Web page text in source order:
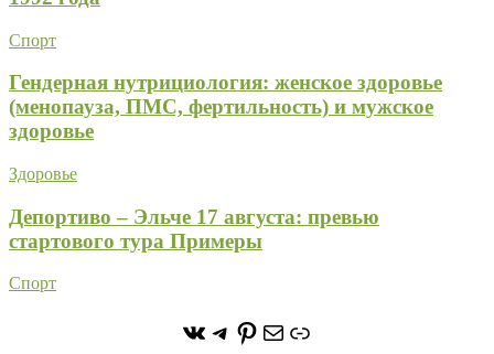
Спорт
Гендерная нутрициология: женское здоровье
(менопауза, ПМС, фертильность) и мужское
здоровье
Здоровье
Депортиво – Эльче 17 августа: превью
стартового тура Примеры
Спорт
https://vk.com/
https://t.me/stoneforest
https://
ПочтаСсылка